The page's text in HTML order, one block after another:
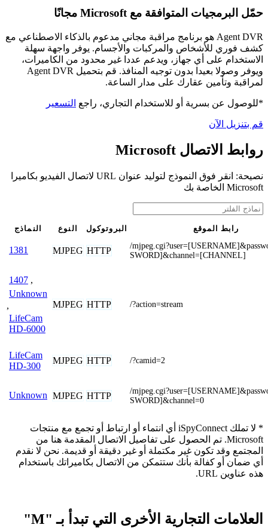
حمّل البرمجيات المتوافقة مع Microsoft مجانًا
Agent DVR هو برنامج مراقبة مجاني مدعوم بالذكاء الاصطناعي مع
كشف فوري للأشخاص والمركبات والأجسام. يوفر واجهة سهلة
الاستخدام على أي جهاز، ويدعم عددا غير محدود من الكاميرات،
ويوفر وصولا بعيدا بدون توجيه المنافذ. قم بتحميل Agent DVR
لمراقبة وتأمين عقارك على مدار الساعة.
*للوصول عن بسرية أو للاستخدام التجاري، راجع التسعير
قم بتنزيل الآن
روابط الاتصال Microsoft
نصيحة: انقر فوق النموذج لتوليد عنوان URL لاتصال الفيديو بكاميرا
Microsoft الخاصة بك
النماذج النوع البروتوكول رابط الموقع
1381 MJPEG HTTP
/
SWORD]&channel=[CHANNEL]
1407 ,
Unknown
,
LifeCam
HD-6000
MJPEG HTTP /?action=stream
LifeCam
HD-300
MJPEG HTTP /?camid=2
Unknown MJPEG HTTP
/
SWORD]&channel=0
* لا تملك iSpyConnect أي انتماء أو ارتباط أو تجمع مع منتجات
Microsoft. تم الحصول على تفاصيل الاتصال المقدمة هنا من
المجتمع وقد تكون غير مكتملة أو غير دقيقة أو قديمة. نحن لا نقدم
أي ضمان أو كفالة بأنك ستتمكن من الاتصال بكاميراتك باستخدام
هذه عناوين URL.
العلامات التجارية الأخرى التي تبدأ بـ "M"